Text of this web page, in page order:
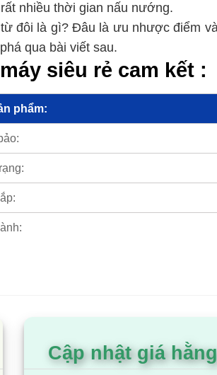
nhiều thời gian nấu nướng.
đôi là gì? Đâu là ưu nhược điểm
qua bài viết sau.
siêu rẻ cam kết :
phẩm:
sách kinh doanh online
Cập nhật giá